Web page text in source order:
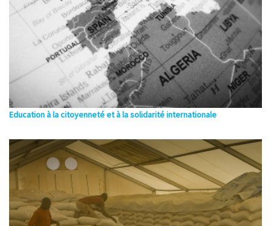
Education à la citoyenneté et à la solidarité internationale